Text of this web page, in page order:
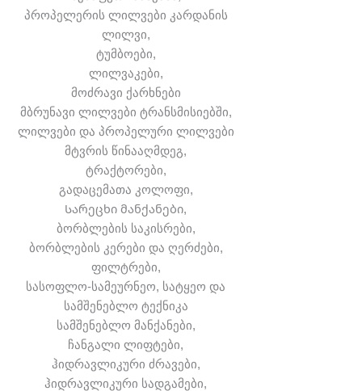
პროპელერის ლილვები კარდანის
ლილვი,
ტუმბოები,
ლილვაკები,
მოძრავი ქარხნები
მბრუნავი ლილვები ტრანსმისიებში,
ლილვები და პროპელური ლილვები
მტვრის წინააღმდეგ,
ტრაქტორები,
გადაცემათა კოლოფი,
Სარეცხი მანქანები,
ბორბლების საკისრები,
ბორბლების კერები და ღერძები,
ფილტრები,
სასოფლო-სამეურნეო, სატყეო და
სამშენებლო ტექნიკა
სამშენებლო მანქანები,
ჩანგალი ლიფტები,
ჰიდრავლიკური ძრავები,
ჰიდრავლიკური სადგამები,